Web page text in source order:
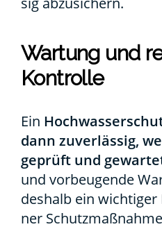
War­tung und
Kon­trol­le
Ein
dann zuver­läs­sig,
geprüft und
und vor­beu­gen­de
des­halb ein
ner